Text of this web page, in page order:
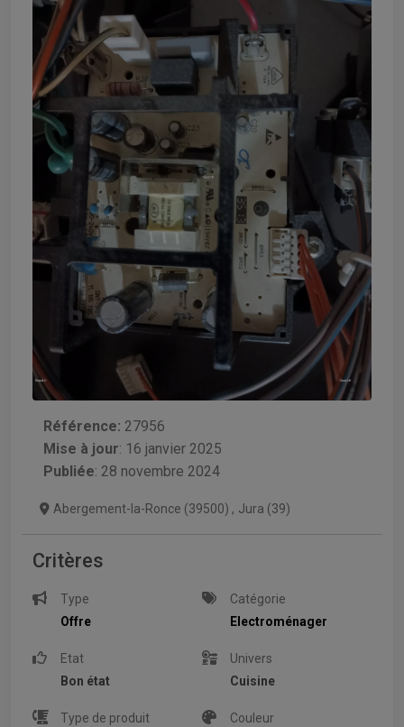
Référence: 27956
Mise à jour: 16 janvier 2025
Publiée: 28 novembre 2024
Abergement-la-Ronce (39500) , Jura (39)
Critères
Type
Offre
Catégorie
Electroménager
Etat
Bon état
Univers
Cuisine
Type de produit
Couleur